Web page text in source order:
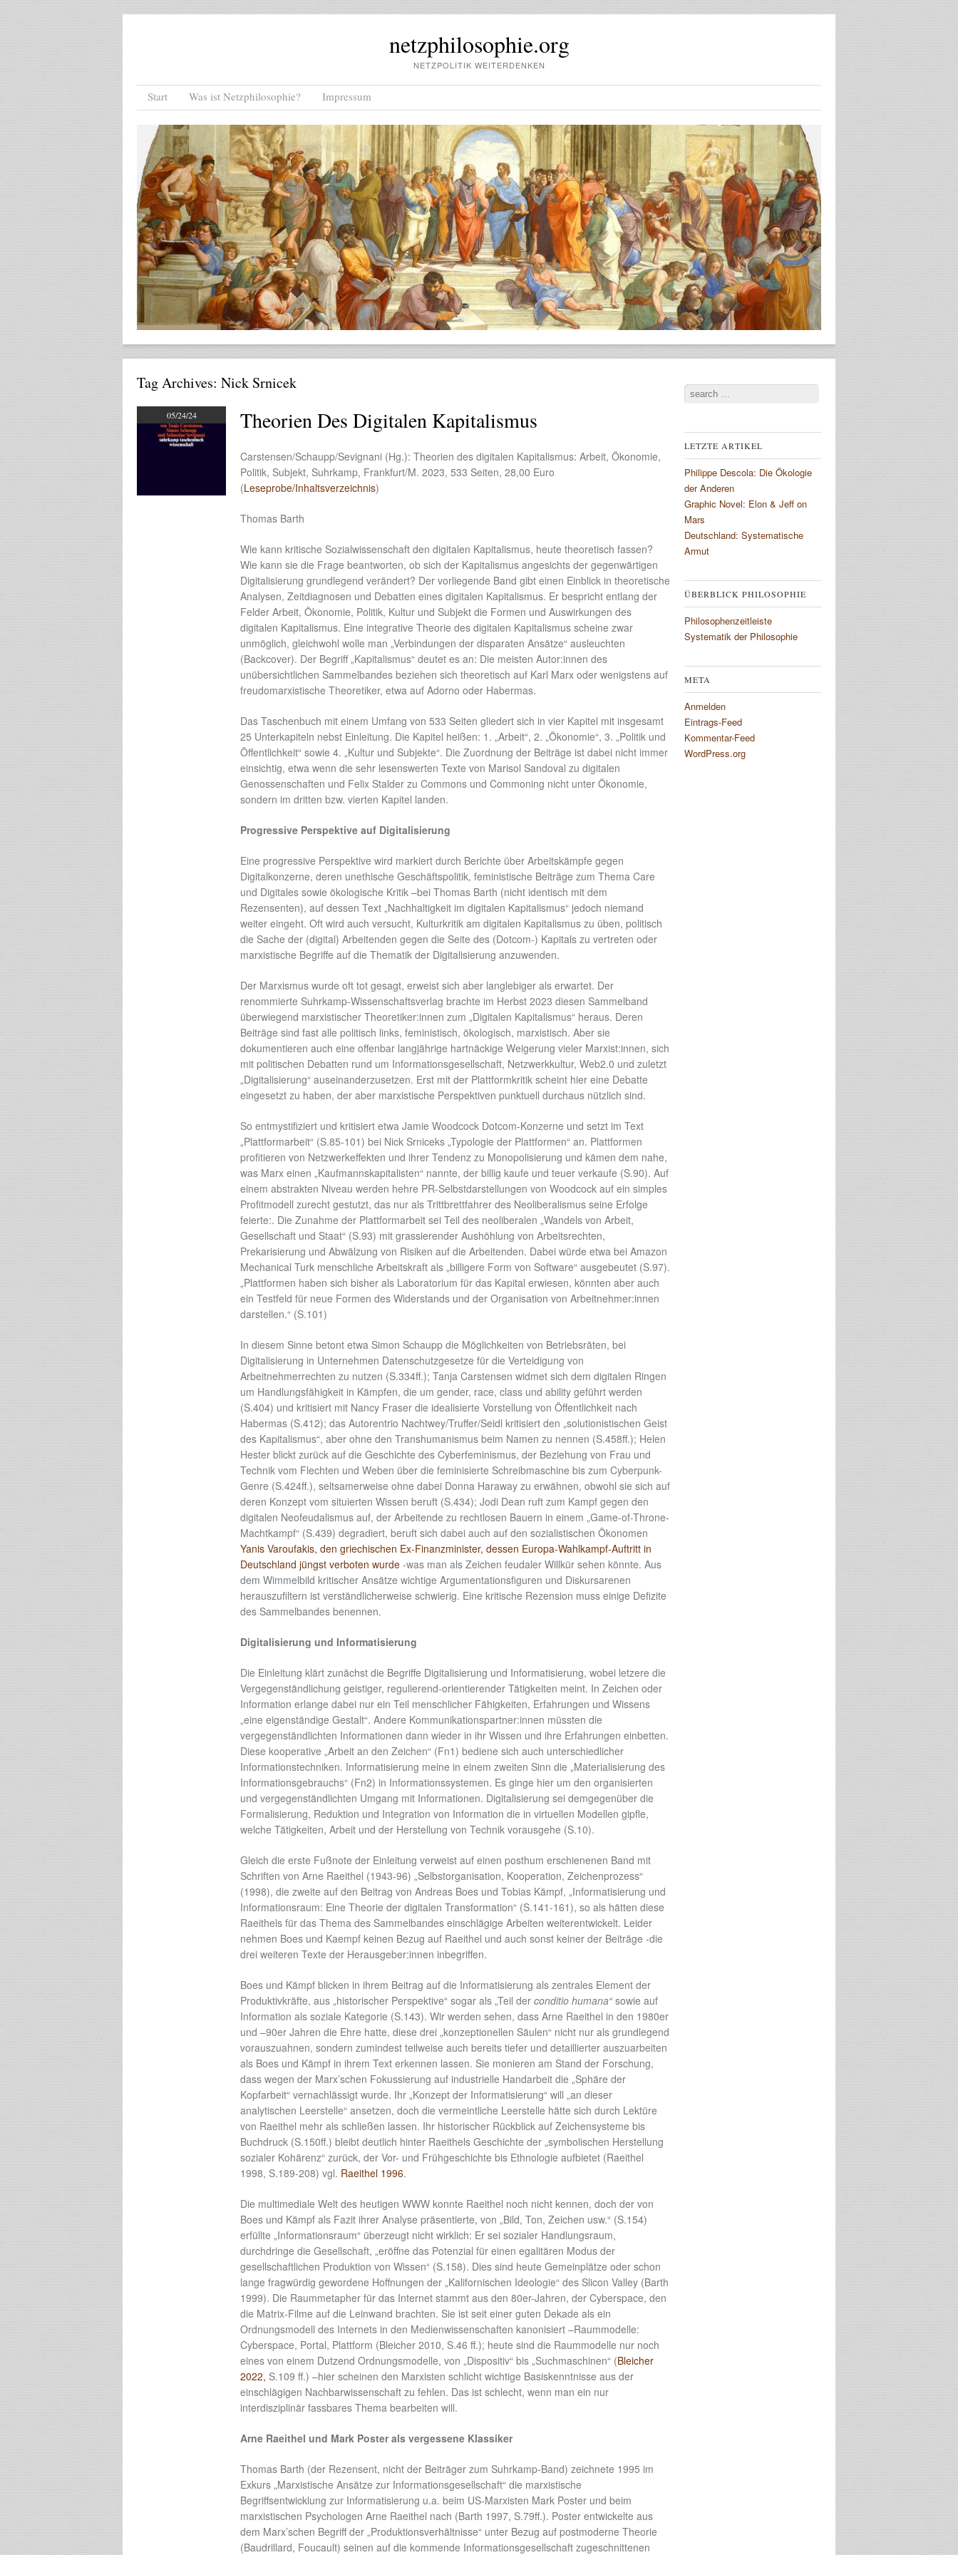
netzphilosophie.org
NETZPOLITIK WEITERDENKEN
Menu
Skip to content
Start Was ist Netzphilosophie? Impressum
Tag Archives: Nick Srnicek
05/24/24 Theorien Des Digitalen Kapitalismus
Carstensen/Schaupp/Sevignani (Hg.): Theorien des digitalen Kapitalismus: Arbeit, Ökonomie,
Politik, Subjekt, Suhrkamp, Frankfurt/M. 2023, 533 Seiten, 28,00 Euro
(Leseprobe/Inhaltsverzeichnis)
Thomas Barth
Wie kann kritische Sozialwissenschaft den digitalen Kapitalismus, heute theoretisch fassen?
Wie kann sie die Frage beantworten, ob sich der Kapitalismus angesichts der gegenwärtigen
Digitalisierung grundlegend verändert? Der vorliegende Band gibt einen Einblick in theoretische
Analysen, Zeitdiagnosen und Debatten eines digitalen Kapitalismus. Er bespricht entlang der
Felder Arbeit, Ökonomie, Politik, Kultur und Subjekt die Formen und Auswirkungen des
digitalen Kapitalismus. Eine integrative Theorie des digitalen Kapitalismus scheine zwar
unmöglich, gleichwohl wolle man „Verbindungen der disparaten Ansätze“ ausleuchten
(Backcover). Der Begriff „Kapitalismus“ deutet es an: Die meisten Autor:innen des
unübersichtlichen Sammelbandes beziehen sich theoretisch auf Karl Marx oder wenigstens auf
freudomarxistische Theoretiker, etwa auf Adorno oder Habermas.
Das Taschenbuch mit einem Umfang von 533 Seiten gliedert sich in vier Kapitel mit insgesamt
25 Unterkapiteln nebst Einleitung. Die Kapitel heißen: 1. „Arbeit“, 2. „Ökonomie“, 3. „Politik und
Öffentlichkeit“ sowie 4. „Kultur und Subjekte“. Die Zuordnung der Beiträge ist dabei nicht immer
einsichtig, etwa wenn die sehr lesenswerten Texte von Marisol Sandoval zu digitalen
Genossenschaften und Felix Stalder zu Commons und Commoning nicht unter Ökonomie,
sondern im dritten bzw. vierten Kapitel landen.
Progressive Perspektive auf Digitalisierung
Eine progressive Perspektive wird markiert durch Berichte über Arbeitskämpfe gegen
Digitalkonzerne, deren unethische Geschäftspolitik, feministische Beiträge zum Thema Care
und Digitales sowie ökologische Kritik –bei Thomas Barth (nicht identisch mit dem
Rezensenten), auf dessen Text „Nachhaltigkeit im digitalen Kapitalismus“ jedoch niemand
weiter eingeht. Oft wird auch versucht, Kulturkritik am digitalen Kapitalismus zu üben, politisch
die Sache der (digital) Arbeitenden gegen die Seite des (Dotcom-) Kapitals zu vertreten oder
marxistische Begriffe auf die Thematik der Digitalisierung anzuwenden.
Der Marxismus wurde oft tot gesagt, erweist sich aber langlebiger als erwartet. Der
renommierte Suhrkamp-Wissenschaftsverlag brachte im Herbst 2023 diesen Sammelband
überwiegend marxistischer Theoretiker:innen zum „Digitalen Kapitalismus“ heraus. Deren
Beiträge sind fast alle politisch links, feministisch, ökologisch, marxistisch. Aber sie
dokumentieren auch eine offenbar langjährige hartnäckige Weigerung vieler Marxist:innen, sich
mit politischen Debatten rund um Informationsgesellschaft, Netzwerkkultur, Web2.0 und zuletzt
„Digitalisierung“ auseinanderzusetzen. Erst mit der Plattformkritik scheint hier eine Debatte
eingesetzt zu haben, der aber marxistische Perspektiven punktuell durchaus nützlich sind.
So entmystifiziert und kritisiert etwa Jamie Woodcock Dotcom-Konzerne und setzt im Text
„Plattformarbeit“ (S.85-101) bei Nick Srniceks „Typologie der Plattformen“ an. Plattformen
profitieren von Netzwerkeffekten und ihrer Tendenz zu Monopolisierung und kämen dem nahe,
was Marx einen „Kaufmannskapitalisten“ nannte, der billig kaufe und teuer verkaufe (S.90). Auf
einem abstrakten Niveau werden hehre PR-Selbstdarstellungen von Woodcock auf ein simples
Profitmodell zurecht gestutzt, das nur als Trittbrettfahrer des Neoliberalismus seine Erfolge
feierte:. Die Zunahme der Plattformarbeit sei Teil des neoliberalen „Wandels von Arbeit,
Gesellschaft und Staat“ (S.93) mit grassierender Aushöhlung von Arbeitsrechten,
Prekarisierung und Abwälzung von Risiken auf die Arbeitenden. Dabei würde etwa bei Amazon
Mechanical Turk menschliche Arbeitskraft als „billigere Form von Software“ ausgebeutet (S.97).
„Plattformen haben sich bisher als Laboratorium für das Kapital erwiesen, könnten aber auch
ein Testfeld für neue Formen des Widerstands und der Organisation von Arbeitnehmer:innen
darstellen.“ (S.101)
In diesem Sinne betont etwa Simon Schaupp die Möglichkeiten von Betriebsräten, bei
Digitalisierung in Unternehmen Datenschutzgesetze für die Verteidigung von
Arbeitnehmerrechten zu nutzen (S.334ff.); Tanja Carstensen widmet sich dem digitalen Ringen
um Handlungsfähigkeit in Kämpfen, die um gender, race, class und ability geführt werden
(S.404) und kritisiert mit Nancy Fraser die idealisierte Vorstellung von Öffentlichkeit nach
Habermas (S.412); das Autorentrio Nachtwey/Truffer/Seidl kritisiert den „solutionistischen Geist
des Kapitalismus“, aber ohne den Transhumanismus beim Namen zu nennen (S.458ff.); Helen
Hester blickt zurück auf die Geschichte des Cyberfeminismus, der Beziehung von Frau und
Technik vom Flechten und Weben über die feminisierte Schreibmaschine bis zum Cyberpunk-
Genre (S.424ff.), seltsamerweise ohne dabei Donna Haraway zu erwähnen, obwohl sie sich auf
deren Konzept vom situierten Wissen beruft (S.434); Jodi Dean ruft zum Kampf gegen den
digitalen Neofeudalismus auf, der Arbeitende zu rechtlosen Bauern in einem „Game-of-Throne-
Machtkampf“ (S.439) degradiert, beruft sich dabei auch auf den sozialistischen Ökonomen
Yanis Varoufakis, den griechischen Ex-Finanzminister, dessen Europa-Wahlkampf-Auftritt in
Deutschland jüngst verboten wurde -was man als Zeichen feudaler Willkür sehen könnte. Aus
dem Wimmelbild kritischer Ansätze wichtige Argumentationsfiguren und Diskursarenen
herauszufiltern ist verständlicherweise schwierig. Eine kritische Rezension muss einige Defizite
des Sammelbandes benennen.
Digitalisierung und Informatisierung
Die Einleitung klärt zunächst die Begriffe Digitalisierung und Informatisierung, wobei letzere die
Vergegenständlichung geistiger, regulierend-orientierender Tätigkeiten meint. In Zeichen oder
Information erlange dabei nur ein Teil menschlicher Fähigkeiten, Erfahrungen und Wissens
„eine eigenständige Gestalt“. Andere Kommunikationspartner:innen müssten die
vergegenständlichten Informationen dann wieder in ihr Wissen und ihre Erfahrungen einbetten.
Diese kooperative „Arbeit an den Zeichen“ (Fn1) bediene sich auch unterschiedlicher
Informationstechniken. Informatisierung meine in einem zweiten Sinn die „Materialisierung des
Informationsgebrauchs“ (Fn2) in Informationssystemen. Es ginge hier um den organisierten
und vergegenständlichten Umgang mit Informationen. Digitalisierung sei demgegenüber die
Formalisierung, Reduktion und Integration von Information die in virtuellen Modellen gipfle,
welche Tätigkeiten, Arbeit und der Herstellung von Technik vorausgehe (S.10).
Gleich die erste Fußnote der Einleitung verweist auf einen posthum erschienenen Band mit
Schriften von Arne Raeithel (1943-96) „Selbstorganisation, Kooperation, Zeichenprozess“
(1998), die zweite auf den Beitrag von Andreas Boes und Tobias Kämpf, „Informatisierung und
Informationsraum: Eine Theorie der digitalen Transformation“ (S.141-161), so als hätten diese
Raeithels für das Thema des Sammelbandes einschlägige Arbeiten weiterentwickelt. Leider
nehmen Boes und Kaempf keinen Bezug auf Raeithel und auch sonst keiner der Beiträge -die
drei weiteren Texte der Herausgeber:innen inbegriffen.
Boes und Kämpf blicken in ihrem Beitrag auf die Informatisierung als zentrales Element der
Produktivkräfte, aus „historischer Perspektive“ sogar als „Teil der conditio humana“sowie auf
Information als soziale Kategorie (S.143). Wir werden sehen, dass Arne Raeithel in den 1980er
und –90er Jahren die Ehre hatte, diese drei „konzeptionellen Säulen“ nicht nur als grundlegend
vorauszuahnen, sondern zumindest teilweise auch bereits tiefer und detaillierter auszuarbeiten
als Boes und Kämpf in ihrem Text erkennen lassen. Sie monieren am Stand der Forschung,
dass wegen der Marx’schen Fokussierung auf industrielle Handarbeit die „Sphäre der
Kopfarbeit“ vernachlässigt wurde. Ihr „Konzept der Informatisierung“ will „an dieser
analytischen Leerstelle“ ansetzen, doch die vermeintliche Leerstelle hätte sich durch Lektüre
von Raeithel mehr als schließen lassen. Ihr historischer Rückblick auf Zeichensysteme bis
Buchdruck (S.150ff.) bleibt deutlich hinter Raeithels Geschichte der „symbolischen Herstellung
sozialer Kohärenz“ zurück, der Vor- und Frühgeschichte bis Ethnologie aufbietet (Raeithel
1998, S.189-208) vgl. Raeithel 1996.
Die multimediale Welt des heutigen WWW konnte Raeithel noch nicht kennen, doch der von
Boes und Kämpf als Fazit ihrer Analyse präsentierte, von „Bild, Ton, Zeichen usw.“ (S.154)
erfüllte „Informationsraum“ überzeugt nicht wirklich: Er sei sozialer Handlungsraum,
durchdringe die Gesellschaft, „eröffne das Potenzial für einen egalitären Modus der
gesellschaftlichen Produktion von Wissen“ (S.158). Dies sind heute Gemeinplätze oder schon
lange fragwürdig gewordene Hoffnungen der „Kalifornischen Ideologie“ des Slicon Valley (Barth
1999). Die Raummetapher für das Internet stammt aus den 80er-Jahren, der Cyberspace, den
die Matrix-Filme auf die Leinwand brachten. Sie ist seit einer guten Dekade als ein
Ordnungsmodell des Internets in den Medienwissenschaften kanonisiert –Raummodelle:
Cyberspace, Portal, Plattform (Bleicher 2010, S.46 ff.); heute sind die Raummodelle nur noch
eines von einem Dutzend Ordnungsmodelle, von „Dispositiv“ bis „Suchmaschinen“ (Bleicher
2022, S.109 ff.) –hier scheinen den Marxisten schlicht wichtige Basiskenntnisse aus der
einschlägigen Nachbarwissenschaft zu fehlen. Das ist schlecht, wenn man ein nur
interdisziplinär fassbares Thema bearbeiten will.
Arne Raeithel und Mark Poster als vergessene Klassiker
Thomas Barth (der Rezensent, nicht der Beiträger zum Suhrkamp-Band) zeichnete 1995 im
Exkurs „Marxistische Ansätze zur Informationsgesellschaft“ die marxistische
Begriffsentwicklung zur Informatisierung u.a. beim US-Marxisten Mark Poster und beim
marxistischen Psychologen Arne Raeithel nach (Barth 1997, S.79ff.). Poster entwickelte aus
dem Marx’schen Begriff der „Produktionsverhältnisse“ unter Bezug auf postmoderne Theorie
(Baudrillard, Foucault) seinen auf die kommende Informationsgesellschaft zugeschnittenen
Search
LETZTE ARTIKEL
Philippe Descola: Die Ökologie
der Anderen
Graphic Novel: Elon & Jeff on
Mars
Deutschland: Systematische
Armut
ÜBERBLICK PHILOSOPHIE
Philosophenzeitleiste
Systematik der Philosophie
META
Anmelden
Eintrags-Feed
Kommentar-Feed
WordPress.org